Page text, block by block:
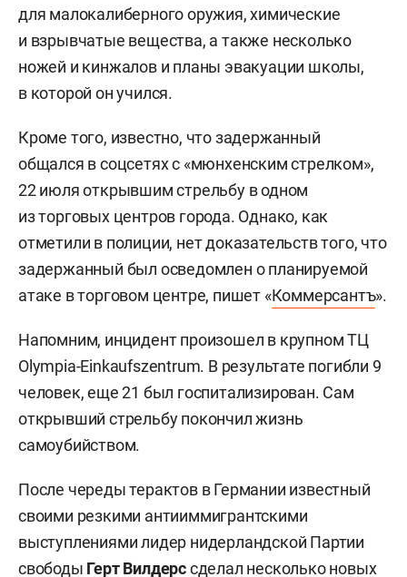
для малокалиберного оружия, химические
и взрывчатые вещества, а также несколько
ножей и кинжалов и планы эвакуации школы,
в которой он учился.
Кроме того, известно, что задержанный
общался в соцсетях с «мюнхенским стрелком»,
22 июля открывшим стрельбу в одном
из торговых центров города. Однако, как
отметили в полиции, нет доказательств того, что
задержанный был осведомлен о планируемой
атаке в торговом центре, пишет «Коммерсантъ».
Напомним, инцидент произошел в крупном ТЦ
Olympia-Einkaufszentrum. В результате погибли 9
человек, еще 21 был госпитализирован. Сам
открывший стрельбу покончил жизнь
самоубийством.
После череды терактов в Германии известный
своими резкими антииммигрантскими
выступлениями лидер нидерландской Партии
свободы Герт Вилдерссделал несколько новых